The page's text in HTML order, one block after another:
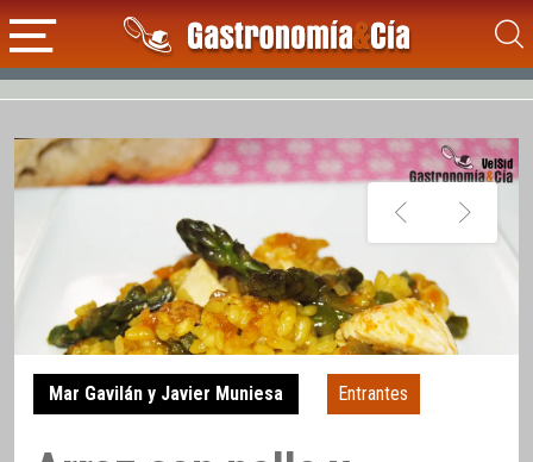
Mar Gavilán y Javier Muniesa Entrantes